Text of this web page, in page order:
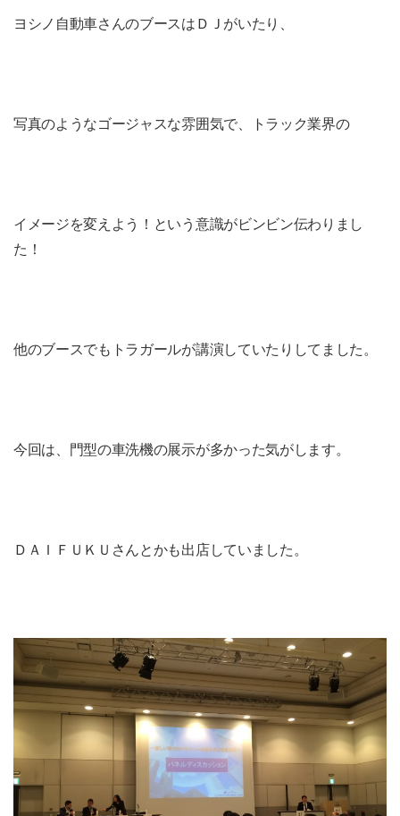
ヨシノ自動車さんのブースはＤＪがいたり、
写真のようなゴージャスな雰囲気で、トラック業界の
イメージを変えよう！という意識がビンビン伝わりまし
た！
他のブースでもトラガールが講演していたりしてました。
今回は、門型の車洗機の展示が多かった気がします。
ＤＡＩＦＵＫＵさんとかも出店していました。